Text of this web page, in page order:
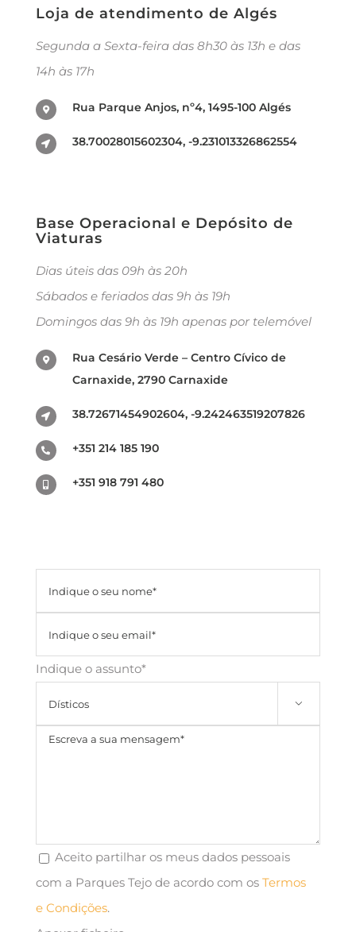
Loja de atendimento de Algés
Segunda a Sexta-feira das 8h30 às 13h e das
14h às 17h
Rua Parque Anjos, nº4, 1495-100 Algés
38.70028015602304, -9.231013326862554
Base Operacional e Depósito de
Viaturas
Dias úteis das 09h às 20h
Sábados e feriados das 9h às 19h
Domingos das 9h às 19h apenas por telemóvel
Rua Cesário Verde – Centro Cívico de
Carnaxide, 2790 Carnaxide
38.72671454902604, -9.242463519207826
+351 214 185 190
+351 918 791 480
Indique o assunto*

Aceito partilhar os meus dados pessoais
com a Parques Tejo de acordo com os Termos
e Condições.